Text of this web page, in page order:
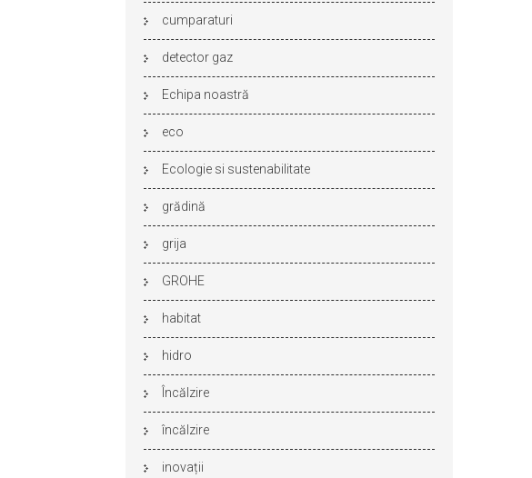
cumparaturi
detector gaz
Echipa noastră
eco
Ecologie si sustenabilitate
grădină
grija
GROHE
habitat
hidro
Încălzire
încălzire
inovații